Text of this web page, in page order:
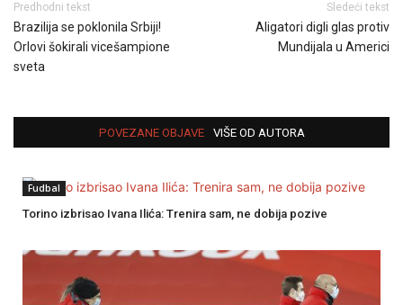
Predhodni tekst
Brazilija se poklonila Srbiji!
Orlovi šokirali vicešampione
sveta
Sledeći tekst
Aligatori digli glas protiv
Mundijala u Americi
POVEZANE OBJAVE VIŠE OD AUTORA
Fudbal
Torino izbrisao Ivana Ilića: Trenira sam, ne dobija pozive